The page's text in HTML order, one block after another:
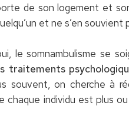
de son logement et
et ne s’en souvient
le somnambulisme se
traitements
souvent, on cherche à
chaque individu est plus